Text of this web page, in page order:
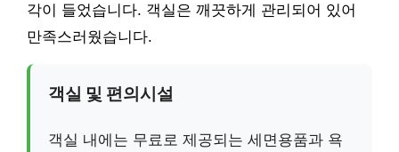
각이 들었습니다. 객실은 깨끗하게 관리되어 있어
만족스러웠습니다.
객실 및 편의시설
객실 내에는 무료로 제공되는 세면용품과 욕